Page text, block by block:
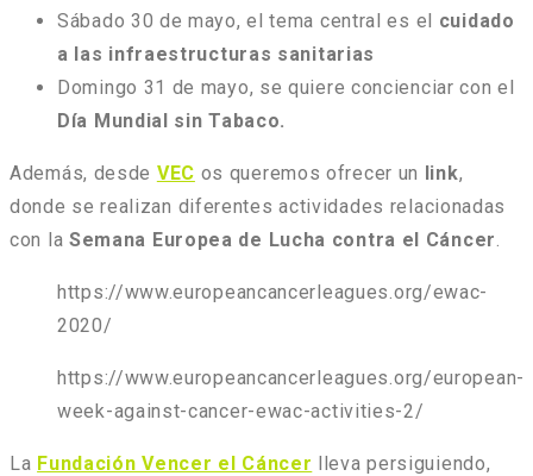
Sábado 30 de mayo, el tema central es el cuidado
a las infraestructuras sanitarias
Domingo 31 de mayo, se quiere concienciar con el
Día Mundial sin Tabaco.
Además, desde VEC os queremos ofrecer un link,
donde se realizan diferentes actividades relacionadas
con la Semana Europea de Lucha contra el Cáncer
https://www.europeancancerleagues.org/ewac-
2020/
https://www.europeancancerleagues.org/european-
week-against-cancer-ewac-activities-2/
La Fundación Vencer el Cáncer lleva persiguiendo,